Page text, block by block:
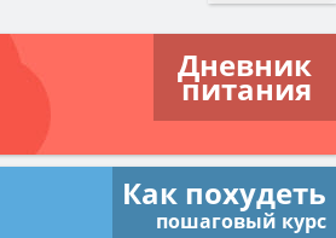
Дневник
питания
Как похудеть
пошаговый курс